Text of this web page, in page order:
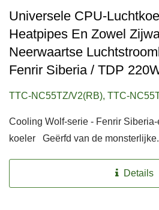
Universele CPU-
Heatpipes En Zowel
Neerwaartse
Fenrir Siberia / TDP
TTC-NC55TZ/V2(RB), TTC-
Cooling Wolf-serie - Fenrir
koeler Geërfd van de
Details